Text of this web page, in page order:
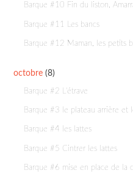
Barque #10 Fin du liston,
Barque #11 Les bancs
Barque #12 Maman, les petits
octobre (8)
Barque #2 L'étrave
Barque #3 le plateau arrière et
Barque #4 les lattes
Barque #5 Cintrer les lattes
Barque #6 mise en place de la